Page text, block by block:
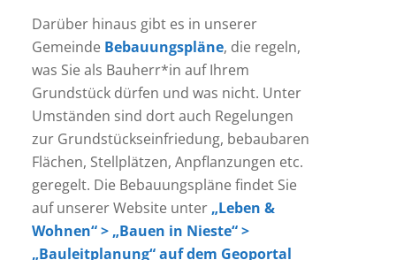
Darüber hinaus gibt es in unserer
Gemeinde Bebauungspläne, die regeln,
was Sie als Bauherr*in auf Ihrem
Grundstück dürfen und was nicht. Unter
Umständen sind dort auch Regelungen
zur Grundstückseinfriedung, bebaubaren
Flächen, Stellplätzen, Anpflanzungen etc.
geregelt. Die Bebauungspläne findet Sie
auf unserer Website unter „Leben &
Wohnen“ > „Bauen in Nieste“ >
„Bauleitplanung“ auf dem Geoportal